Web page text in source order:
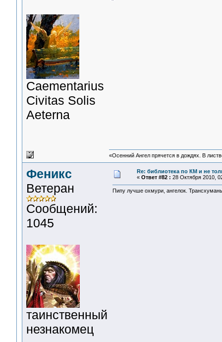
Сaementarius
Civitas Solis
Aeterna
«Осенний Ангел прячется в дождях. В
Феникс
Ветеран
Сообщений:
1045
таинственный
незнакомец
Re: библиотека по КМ и не
« Ответ #82 : 28 Октября 2010,
Пипу лучше охмури, ангелок.